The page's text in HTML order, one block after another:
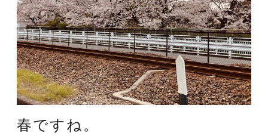
春ですね。